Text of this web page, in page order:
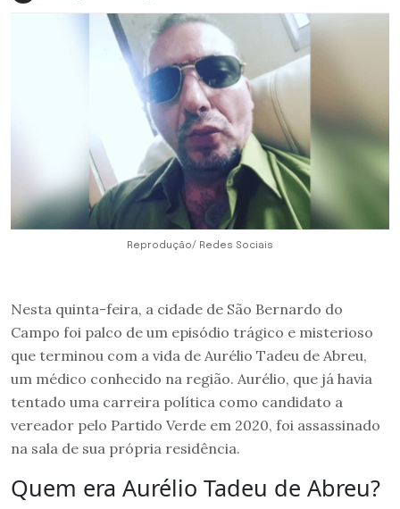
Reprodução/ Redes Sociais
Nesta quinta-feira, a cidade de São Bernardo do
Campo foi palco de um episódio trágico e misterioso
que terminou com a vida de Aurélio Tadeu de Abreu,
um médico conhecido na região. Aurélio, que já havia
tentado uma carreira política como candidato a
vereador pelo Partido Verde em 2020, foi assassinado
na sala de sua própria residência.
Quem era Aurélio Tadeu de Abreu?